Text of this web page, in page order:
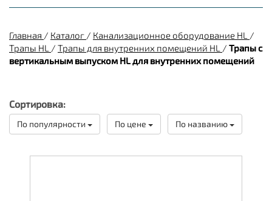
Главная / Каталог / Канализационное оборудование HL /
Трапы HL / Трапы для внутренних помещений HL / Трапы с
вертикальным выпуском HL для внутренних помещений
Сортировка:
По популярности По цене По названию